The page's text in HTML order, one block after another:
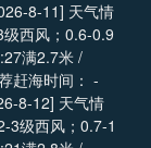
西风；0.6-0.9
满2.7米 /
赶海时间： -
3级西风；0.7-1